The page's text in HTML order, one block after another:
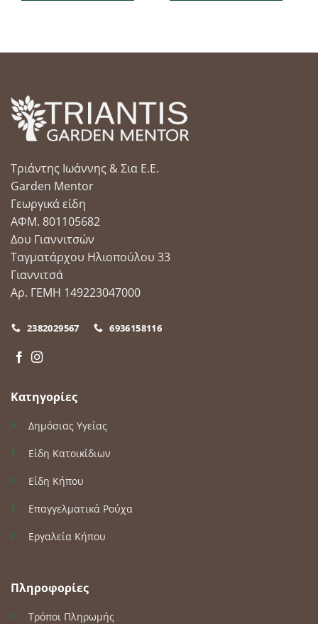
Τριάντης Ιωάννης & Σια Ε.Ε.
Garden Mentor
Γεωργικά είδη
ΑΦΜ. 801105682
Δου Γιαννιτσών
Ταγματάρχου Ηλιοπούλου 33
Γιαννιτσά
Αρ. ΓΕΜΗ 149223047000
2382029567 6936158116
Κατηγορίες
Δημόσιας Υγείας
Είδη Κατοικίδιων
Είδη Κήπου
Επαγγελματικά Ρούχα
Εργαλεία Κήπου
Πληροφορίες
Τρόποι Πληρωμής